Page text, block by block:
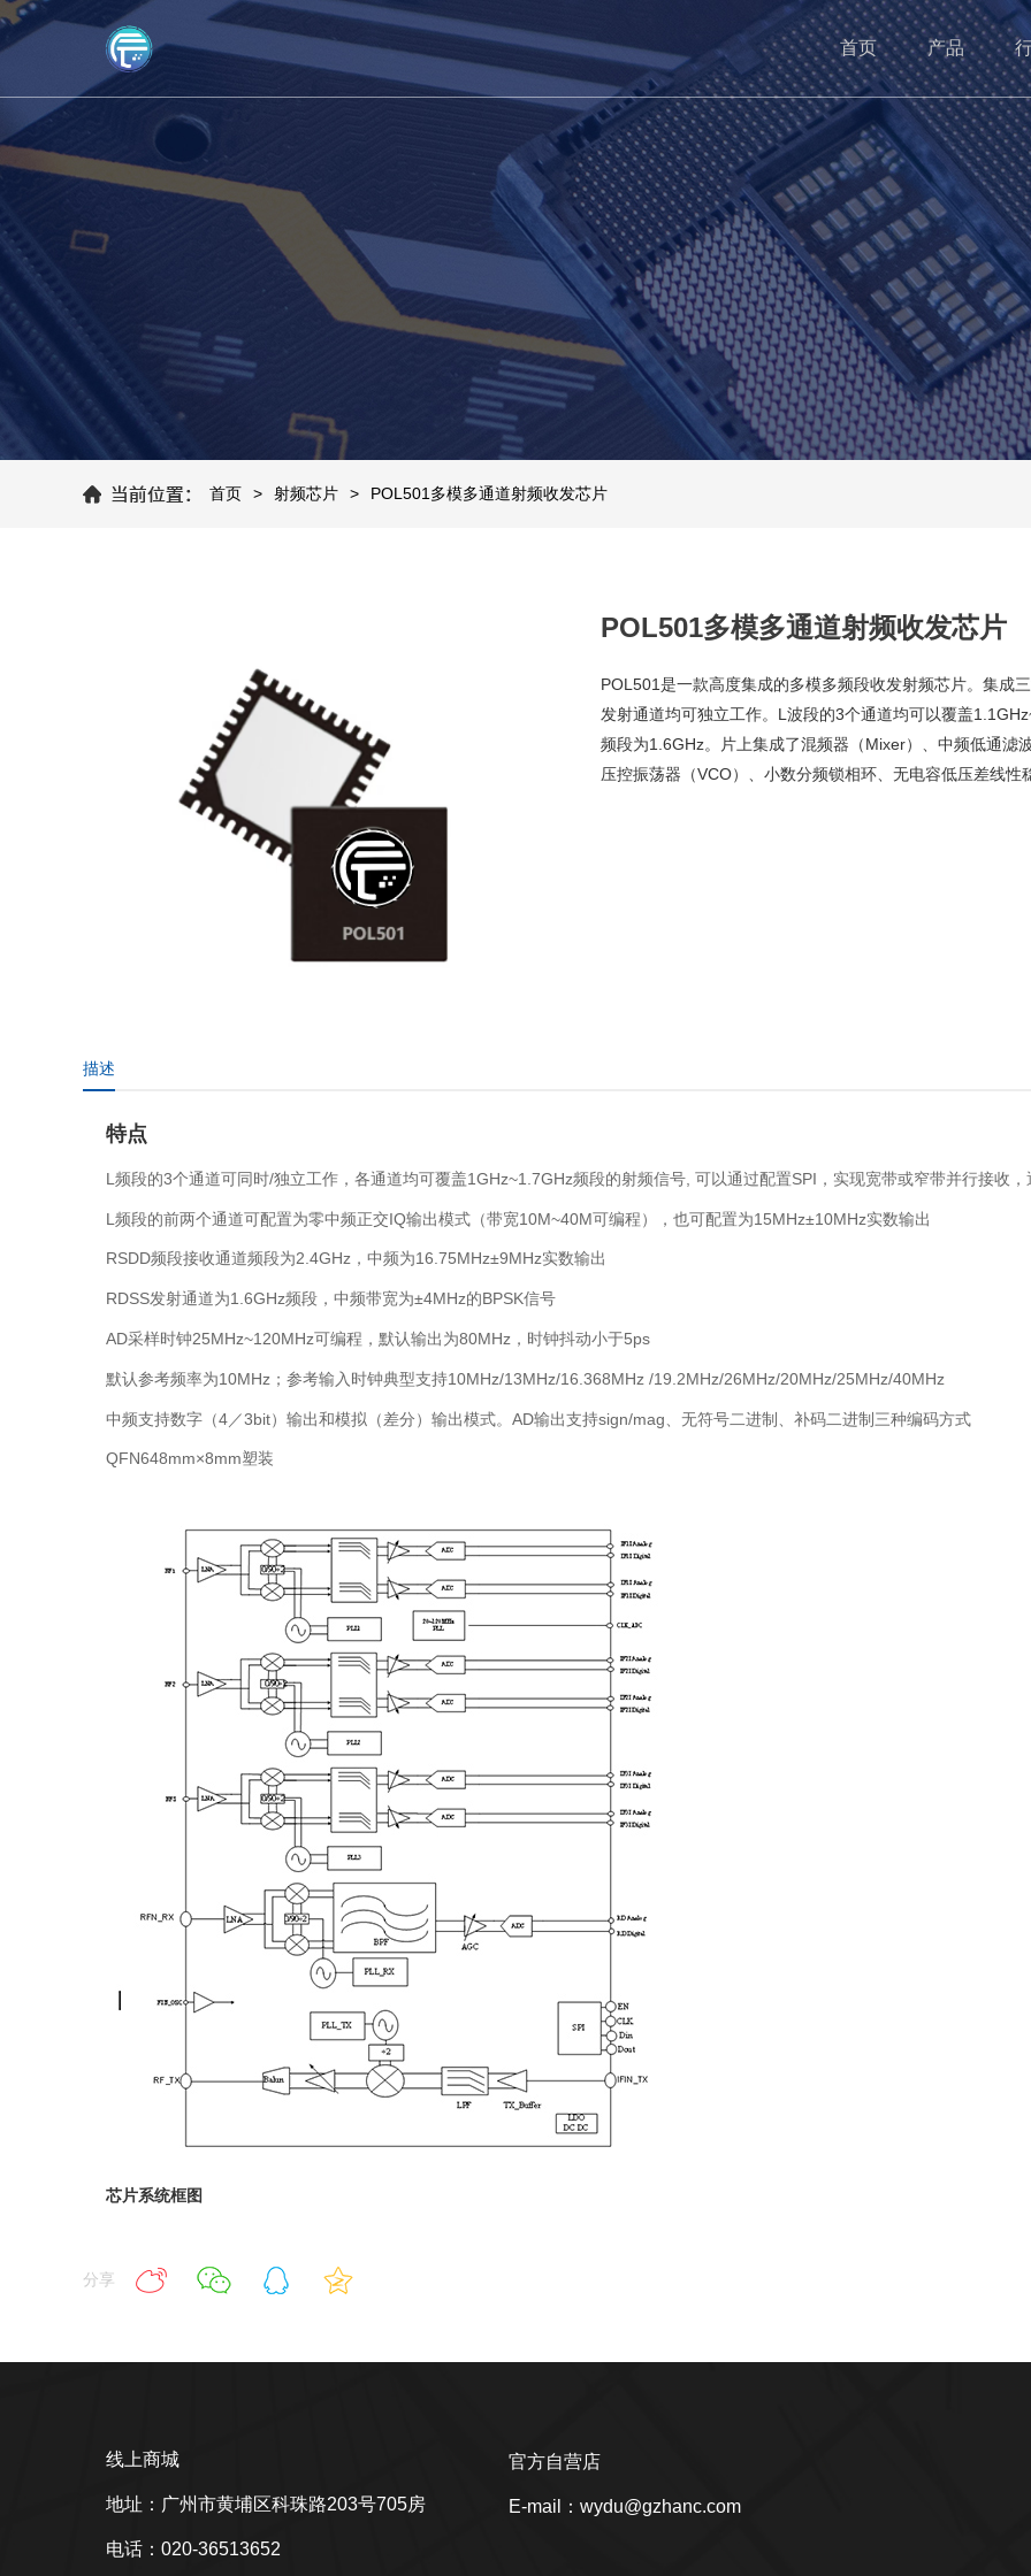
首页 产品
首页 射频芯片 POL501多模多通道射频收发芯片
POL501多模多通道射频收发芯片
POL501是一款高度集成的多模多频段收发射频芯片。集成
发射通道均可独立工作。L波段的3个通道均可以覆盖
频段为1.6GHz。片上集成了混频器（Mixer）、中频低通滤
压控振荡器（VCO）、小数分频锁相环、无电容低压差线性
分享
描述
特点
L频段的3个通道可同时/独立工作，各通道均可覆盖1GHz~1.7GHz频段的射频信号, 可以通过配置SPI，实现宽带或窄带并行接收，
L频段的前两个通道可配置为零中频正交IQ输出模式（带宽10M~40M可编程），也可配置为15MHz±10MHz实数输出
RSDD频段接收通道频段为2.4GHz，中频为16.75MHz±9MHz实数输出
RDSS发射通道为1.6GHz频段，中频带宽为±4MHz的BPSK信号
AD采样时钟25MHz~120MHz可编程，默认输出为80MHz，时钟抖动小于5ps
默认参考频率为10MHz；参考输入时钟典型支持10MHz/13MHz/16.368MHz /19.2MHz/26MHz/20MHz/25MHz/40MHz
中频支持数字（4／3bit）输出和模拟（差分）输出模式。AD输出支持sign/mag、无符号二进制、补码二进制三种编码方式
QFN648mm×8mm塑装
芯片系统框图
线上商城
地址：广州市黄埔区科珠路203号705房
电话：020-36513652
官方自营店
E-mail：wydu@gzhanc.com